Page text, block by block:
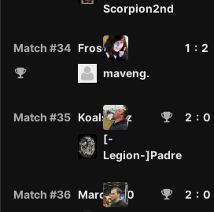
Scorpion2nd
Match #34 Frosch 1 : 2
maveng.
Match #35 KoalsFritz 2 : 0
[-
Legion-]Padre
Match #36 Marcel2_0 2 : 0